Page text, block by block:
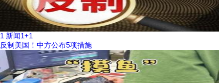
1 新闻1+1
反制美国！中方公布5项措施